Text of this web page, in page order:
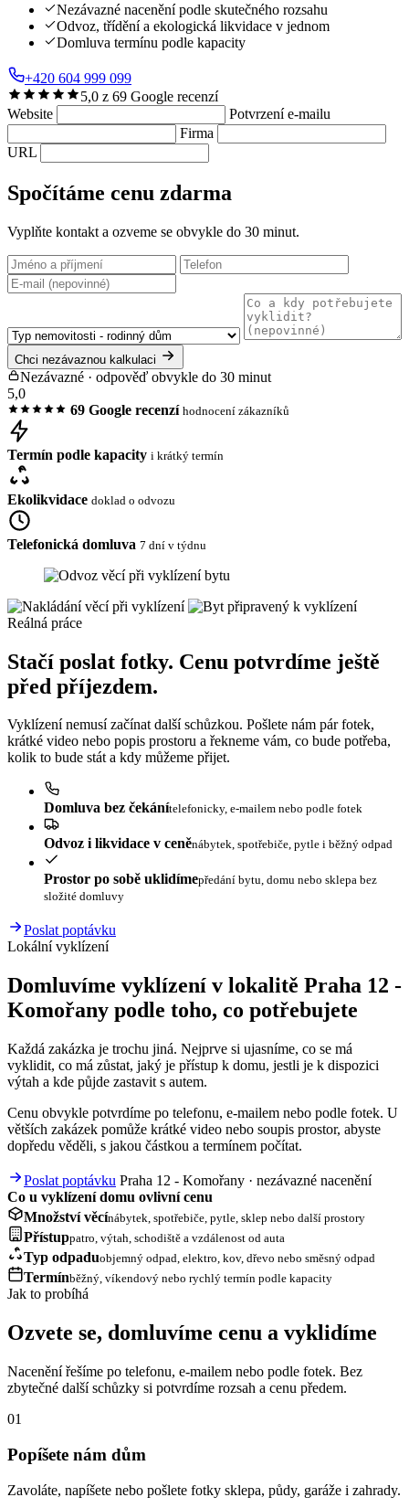
Nezávazné nacenění podle skutečného rozsahu
Odvoz, třídění a ekologická likvidace v jednom
Domluva termínu podle kapacity
+420 604 999 099
5,0 z 69 Google recenzí
Website
Potvrzení e-mailu
Firma
URL
Spočítáme cenu zdarma
Vyplňte kontakt a ozveme se obvykle do 30 minut.
Chci nezávaznou kalkulaci
Nezávazné · odpověď obvykle do 30 minut
5,0
69 Google recenzí hodnocení zákazníků
Termín podle kapacity i krátký termín
Ekolikvidace doklad o odvozu
Telefonická domluva 7 dní v týdnu
Reálná práce
Stačí poslat fotky. Cenu potvrdíme ještě
před příjezdem.
Vyklízení nemusí začínat další schůzkou. Pošlete nám pár fotek,
krátké video nebo popis prostoru a řekneme vám, co bude potřeba,
kolik to bude stát a kdy můžeme přijet.
Domluva bez čekánítelefonicky, e-mailem nebo podle fotek
Odvoz i likvidace v ceněnábytek, spotřebiče, pytle i běžný odpad
Prostor po sobě uklidímepředání bytu, domu nebo sklepa bez
složité domluvy
Poslat poptávku
Lokální vyklízení
Domluvíme vyklízení v lokalitě Praha 12 -
Komořany podle toho, co potřebujete
Každá zakázka je trochu jiná. Nejprve si ujasníme, co se má
vyklidit, co má zůstat, jaký je přístup k domu, jestli je k dispozici
výtah a kde půjde zastavit s autem.
Cenu obvykle potvrdíme po telefonu, e-mailem nebo podle fotek. U
větších zakázek pomůže krátké video nebo soupis prostor, abyste
dopředu věděli, s jakou částkou a termínem počítat.
Poslat poptávku Praha 12 - Komořany · nezávazné nacenění
Co u vyklízení domu ovlivní cenu
Množství věcínábytek, spotřebiče, pytle, sklep nebo další prostory
Přístuppatro, výtah, schodiště a vzdálenost od auta
Typ odpaduobjemný odpad, elektro, kov, dřevo nebo směsný odpad
Termínběžný, víkendový nebo rychlý termín podle kapacity
Jak to probíhá
Ozvete se, domluvíme cenu a vyklidíme
Nacenění řešíme po telefonu, e-mailem nebo podle fotek. Bez
zbytečné další schůzky si potvrdíme rozsah a cenu předem.
01
Popíšete nám dům
Zavoláte, napíšete nebo pošlete fotky sklepa, půdy, garáže i zahrady.